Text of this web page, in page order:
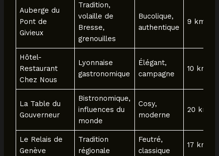
Auberge du
Pont de
Givieux
Tradition,
volaille de
Bresse,
grenouilles
Bucolique,
authentique
9 km
Hôtel-
Restaurant
Chez Nous
Lyonnaise
gastronomique
Élégant,
campagne
10 km
La Table du
Gouverneur
Bistronomique,
influences du
monde
Cosy,
moderne
20 km
Le Relais de
Genève
Tradition
régionale
Feutré,
classique
17 km